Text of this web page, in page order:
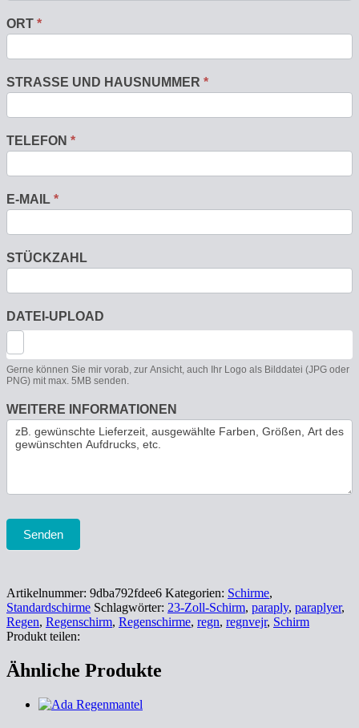
ORT *
STRASSE UND HAUSNUMMER *
TELEFON *
E-MAIL *
STÜCKZAHL
DATEI-UPLOAD
Gerne können Sie mir vorab, zur Ansicht, auch Ihr Logo als Bilddatei (JPG oder
PNG) mit max. 5MB senden.
WEITERE INFORMATIONEN
Senden
Artikelnummer: 9dba792fdee6 Kategorien: Schirme,
Standardschirme Schlagwörter: 23-Zoll-Schirm, paraply, paraplyer,
Regen, Regenschirm, Regenschirme, regn, regnvejr, Schirm
Produkt teilen:
Ähnliche Produkte